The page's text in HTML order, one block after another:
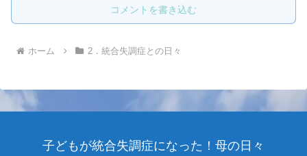
コメントを書き込む
ホーム 2．統合失調症との日々
子どもが統合失調症になった！母の日々